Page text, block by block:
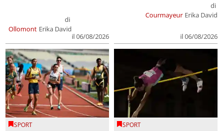
Ollomont
di
Erika David
il 06/08/2026
Courmayeur
di
Erika David
il 06/08/2026
SPORT SPORT